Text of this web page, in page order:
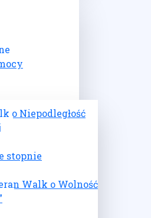
o Niepodległość
stopnie
Walk o Wolność